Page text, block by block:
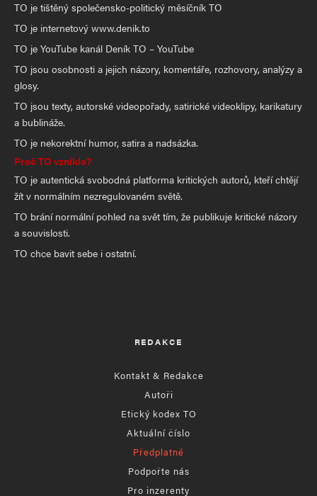
TO je tištěný společensko-politický měsíčník TO
TO je internetový www.denik.to
TO je YouTube kanál Deník TO – YouTube
TO jsou osobnosti a jejich názory, komentáře, rozhovory, analýzy a
glosy.
TO jsou texty, autorské videopořady, satirické videoklipy, karikatury
a bublináže.
TO je nekorektní humor, satira a nadsázka.
Proč TO vzniklo?
TO je autentická svobodná platforma kritických autorů, kteří chtějí
žít v normálním nezregulovaném světě.
TO brání normální pohled na svět tím, že publikuje kritické názory
a souvislosti.
TO chce bavit sebe i ostatní.
REDAKCE
Kontakt & Redakce
Autoři
Etický kodex TO
Aktuální číslo
Předplatné
Podpořte nás
Pro inzerenty